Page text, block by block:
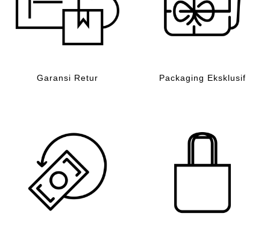
Garansi Retur Packaging Eksklusif